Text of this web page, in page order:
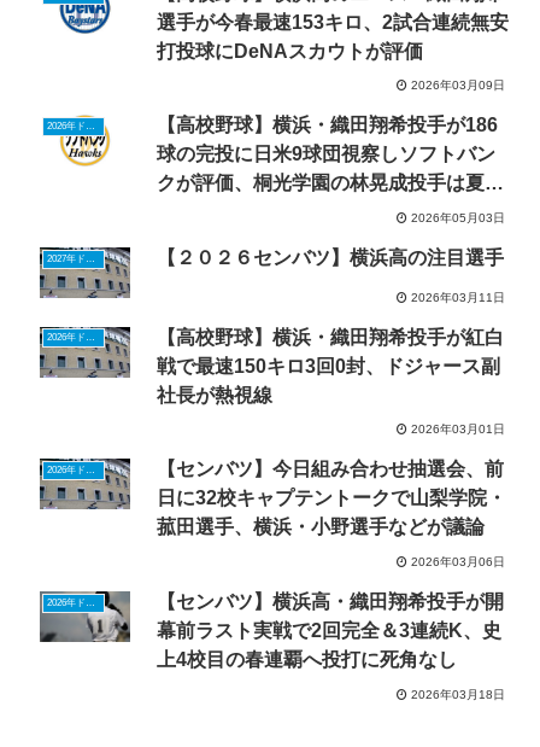
選手が今春最速153キロ、2試合連続無安
打投球にDeNAスカウトが評価
2026年03月09日
2026年ドラフトニュース
【高校野球】横浜・織田翔希投手が186
球の完投に日米9球団視察しソフトバン
クが評価、桐光学園の林晃成投手は夏へ
2026年05月03日
2027年ドラフトニュース 【２０２６センバツ】横浜高の注目選手
2026年03月11日
2026年ドラフトニュース
【高校野球】横浜・織田翔希投手が紅白
戦で最速150キロ3回0封、ドジャース副
社長が熱視線
2026年03月01日
2026年ドラフトニュース
【センバツ】今日組み合わせ抽選会、前
日に32校キャプテントークで山梨学院・
菰田選手、横浜・小野選手などが議論
2026年03月06日
【センバツ】横浜高・織田翔希投手が開
幕前ラスト実戦で2回完全＆3連続K、史
上4校目の春連覇へ投打に死角なし
2026年03月18日